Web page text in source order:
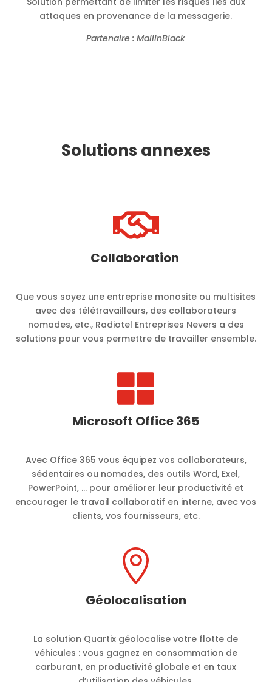
attaques en provenance de la messagerie.
Partenaire : MailInBlack
Solutions annexes

Collaboration
Que vous soyez une entreprise monosite ou multisites
avec des télétravailleurs, des collaborateurs
nomades, etc., Radiotel Entreprises Nevers a des
solutions pour vous permettre de travailler ensemble.

Microsoft Office 365
Avec Office 365 vous équipez vos collaborateurs,
sédentaires ou nomades, des outils Word, Exel,
PowerPoint, … pour améliorer leur productivité et
encourager le travail collaboratif en interne, avec vos
clients, vos fournisseurs, etc.

Géolocalisation
La solution Quartix géolocalise votre flotte de
véhicules : vous gagnez en consommation de
carburant, en productivité globale et en taux